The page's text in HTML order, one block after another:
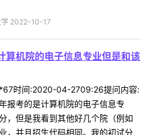
学 2022-10-17
算机院的电子信息专业但是和该
时间:2020-04-2709:26提问内容:
报考的是计算机院的电子信息专
，但是我看到其他好几个院（例如
，并且招生代码相同。我的初试分